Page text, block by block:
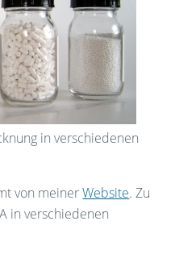
in verschiedenen
von meinerWebsite. Zu
in verschiedenen